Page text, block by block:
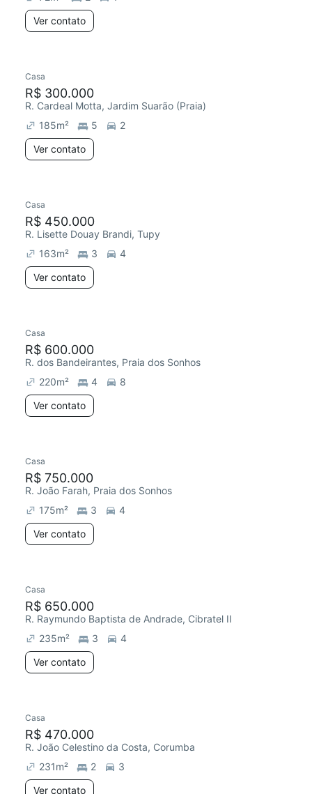
Ver contato
Casa
R$ 300.000
R. Cardeal Motta, Jardim Suarão (Praia)
185m² 5
2
Ver contato
Casa
R$ 450.000
R. Lisette Douay Brandi, Tupy
163m² 3
4
Ver contato
Casa
R$ 600.000
R. dos Bandeirantes, Praia dos Sonhos
220m² 4
8
Ver contato
Casa
R$ 750.000
R. João Farah, Praia dos Sonhos
175m² 3
4
Ver contato
Casa
R$ 650.000
R. Raymundo Baptista de Andrade, Cibratel II
235m² 3
4
Ver contato
Casa
R$ 470.000
R. João Celestino da Costa, Corumba
231m² 2
3
Ver contato